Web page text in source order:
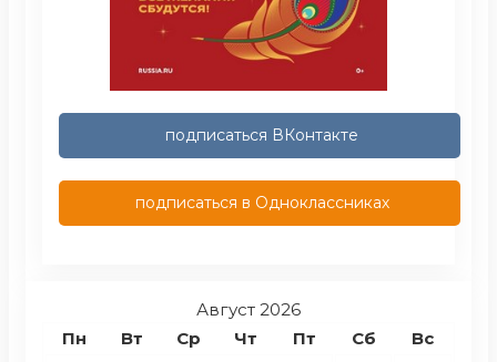
подписаться ВКонтакте
подписаться в Одноклассниках
Август 2026
Пн
Вт Ср Чт Пт Сб
Вс